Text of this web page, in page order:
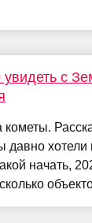
с
кометы.
давно хотели
начать,